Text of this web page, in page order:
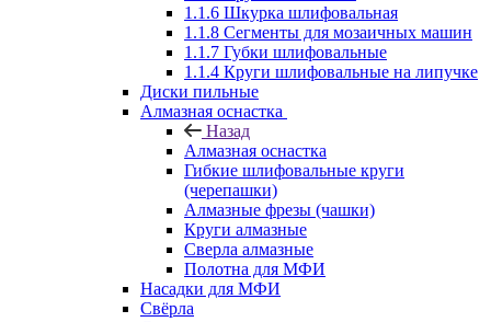
1.1.6 Шкурка шлифовальная
1.1.8 Сегменты для мозаичных машин
1.1.7 Губки шлифовальные
1.1.4 Круги шлифовальные на липучке
Диски пильные
Алмазная оснастка
Назад
Алмазная оснастка
Гибкие шлифовальные круги
(черепашки)
Алмазные фрезы (чашки)
Круги алмазные
Сверла алмазные
Полотна для МФИ
Насадки для МФИ
Свёрла